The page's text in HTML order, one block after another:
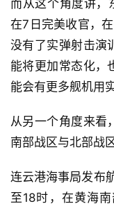
而从这个角度讲，
在7日完美收官，
没有了实弹射击演
能将更加常态化，
能会有更多舰机用
从另一个角度来看
南部战区与北部战
连云港海事局发布
至18时，在黄海